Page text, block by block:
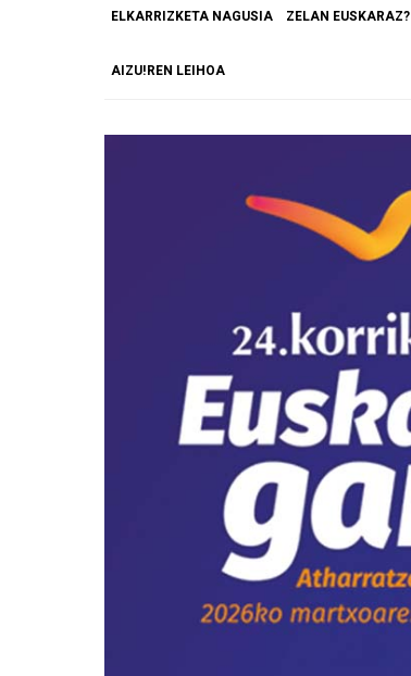
ELKARRIZKETA NAGUSIA ZELAN EUSKARAZ?
AIZU!REN LEIHOA